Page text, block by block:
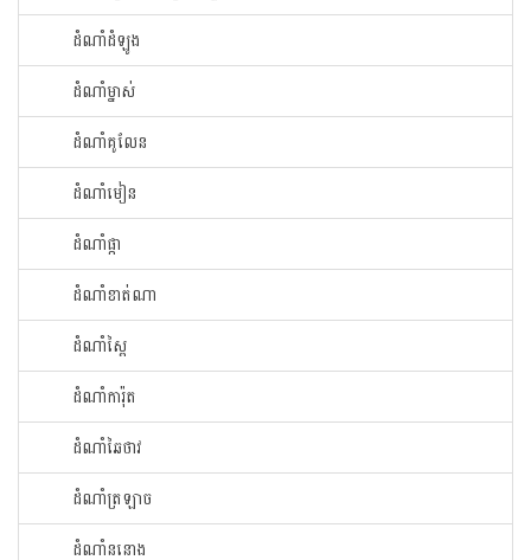
ដំណាំ​ដំឡូង​
ដំណាំ​ម្នាស់​
ដំណាំ​គូលែន​
ដំណាំ​មៀន​
ដំណាំ​ផ្កា​
ដំណាំ​ខាត់ណា
ដំណាំ​ស្ពៃ​
ដំណាំ​ការ៉ុត
ដំណាំ​ឆៃ​ថាវ​
ដំណាំ​ត្រឡាច
ដំណាំ​ននោង​